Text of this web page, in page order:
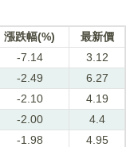
漲跌幅(%)
最新價
-7.14
3.12
-2.49
6.27
-2.10
4.19
-2.00
4.4
-1.98
4.95